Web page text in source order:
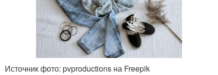
Источник фото: pvproductions на Freepik